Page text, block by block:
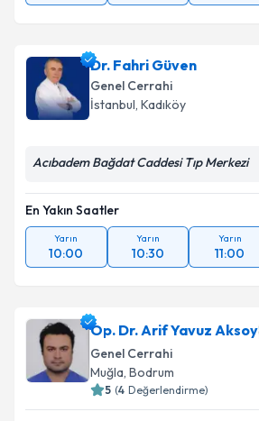
Dr. Fahri Güven
Genel Cerrahi
İstanbul, Kadıköy
Acıbadem Bağdat Caddesi Tıp Merkezi
En Yakın Saatler
Yarın
10:00
Yarın
10:30
Yarın
11:00
Op. Dr. Arif Yavuz Aksoy
Genel Cerrahi
Muğla, Bodrum
5 (4 Değerlendirme)